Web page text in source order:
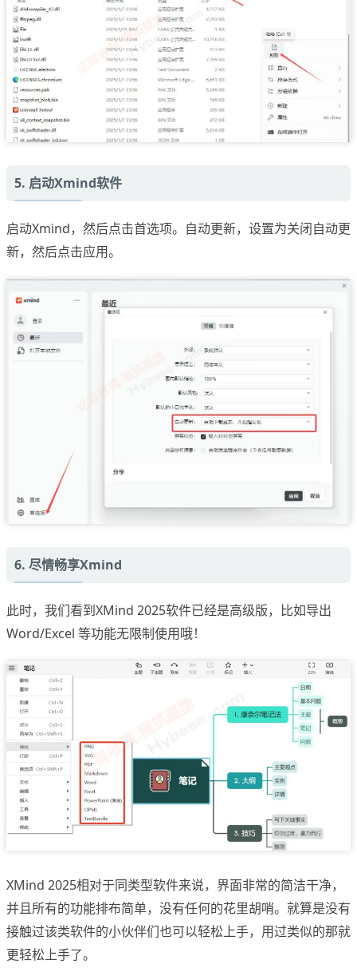
5. 启动Xmind软件
启动Xmind，然后点击首选项。自动更新，设置为关闭自动更
新，然后点击应用。
6. 尽情畅享Xmind
此时，我们看到XMind 2025软件已经是高级版，比如导出
Word/Excel 等功能无限制使用哦！
XMind 2025相对于同类型软件来说，界面非常的简洁干净，
并且所有的功能排布简单，没有任何的花里胡哨。就算是没有
接触过该类软件的小伙伴们也可以轻松上手，用过类似的那就
更轻松上手了。